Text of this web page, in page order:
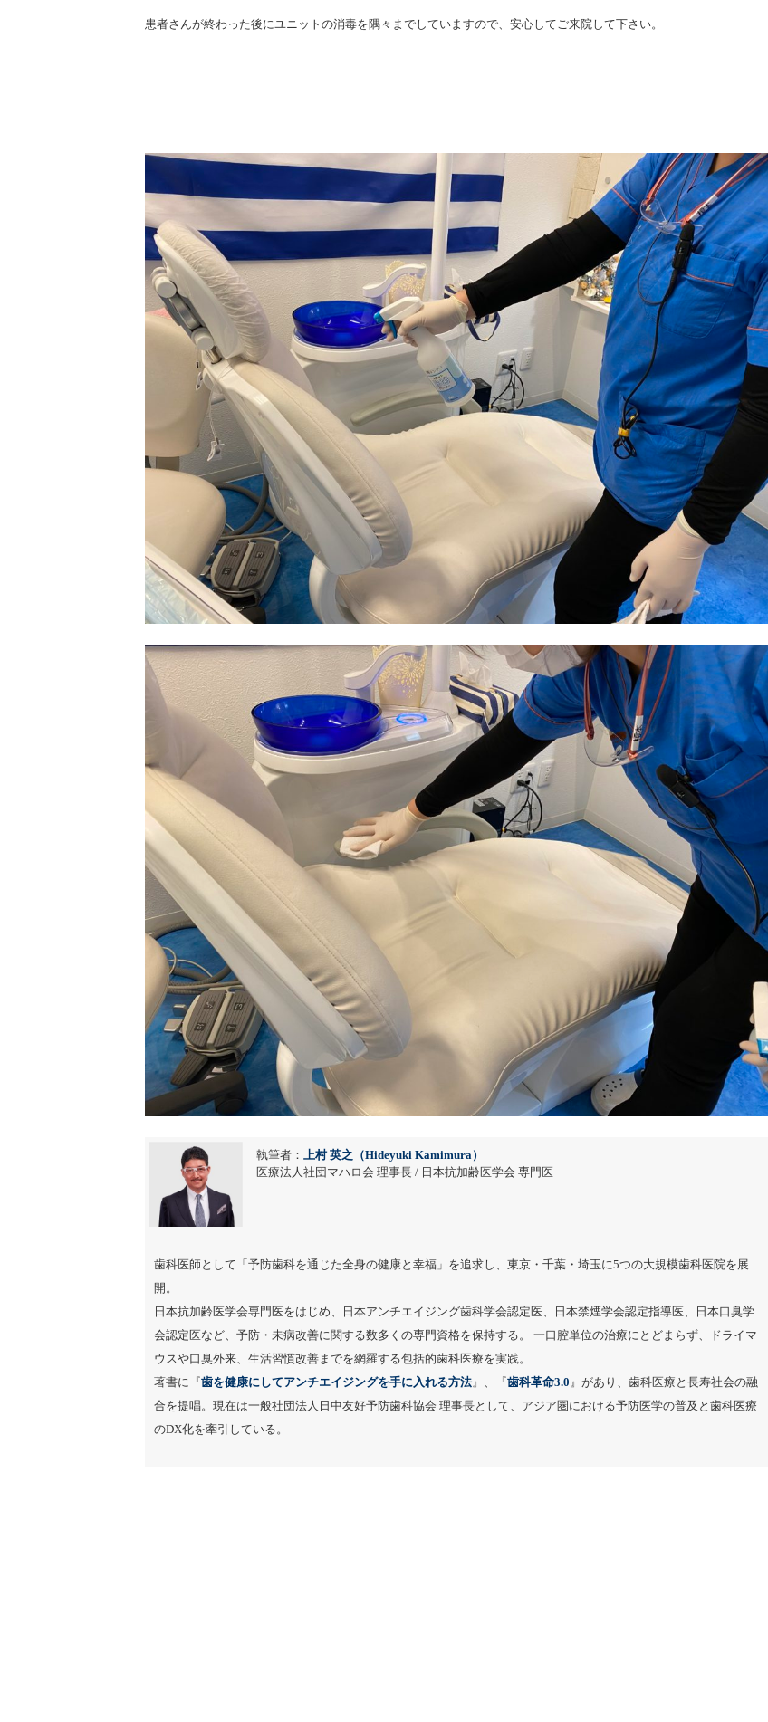
患者さんが終わった後にユニットの消毒を隅々までしていますので、安心してご来院して下さい。
執筆者： 上村 英之（Hideyuki Kamimura）
医療法人社団マハロ会 理事長 / 日本抗加齢医学会 専門医
歯科医師として「予防歯科を通じた全身の健康と幸福」を追求し、東京・千葉・埼玉に5つの大規模歯科医院を展
開。
日本抗加齢医学会専門医をはじめ、日本アンチエイジング歯科学会認定医、日本禁煙学会認定指導医、日本口臭学
会認定医など、予防・未病改善に関する数多くの専門資格を保持する。 一口腔単位の治療にとどまらず、ドライマ
ウスや口臭外来、生活習慣改善までを網羅する包括的歯科医療を実践。
著書に『歯を健康にしてアンチエイジングを手に入れる方法』、『歯科革命3.0 』があり、歯科医療と長寿社会の融
合を提唱。現在は一般社団法人日中友好予防歯科協会 理事長として、アジア圏における予防医学の普及と歯科医療
のDX化を牽引している。